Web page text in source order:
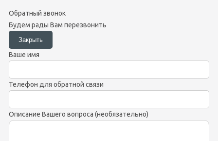
Обратный звонок
Будем рады Вам перезвонить
Ваше имя
Телефон для обратной связи
Описание Вашего вопроса (необязательно)